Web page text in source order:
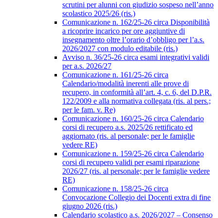
scrutini per alunni con giudizio sospeso nell’anno
scolastico 2025/26 (ris.)
Comunicazione n. 162/25-26 circa Disponibilità
a ricoprire incarico per ore aggiuntive di
insegnamento oltre l’orario d’obbligo per l’a.s.
2026/2027 con modulo editabile (ris.)
Avviso n. 36/25-26 circa esami integrativi validi
per a.s. 2026/27
Comunicazione n. 161/25-26 circa
Calendario/modalità inerenti alle prove di
recupero, in conformità all’art. 4, c. 6, del D.P.R.
122/2009 e alla normativa collegata (ris. al pers.;
per le fam. v. Re)
Comunicazione n. 160/25-26 circa Calendario
corsi di recupero a.s. 2025/26 rettificato ed
aggiornato (ris. al personale; per le famiglie
vedere RE)
Comunicazione n. 159/25-26 circa Calendario
corsi di recupero validi per esami riparazione
2026/27 (ris. al personale; per le famiglie vedere
RE)
Comunicazione n. 158/25-26 circa
Convocazione Collegio dei Docenti extra di fine
giugno 2026 (ris.)
Calendario scolastico a.s. 2026/2027 – Consenso